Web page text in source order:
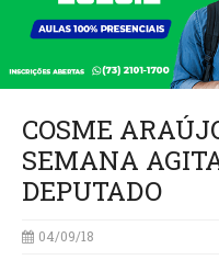
COSME
SEMANA
DEPUTADO
04/09/18